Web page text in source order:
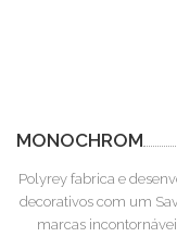
MONOCHROM
Polyrey fabrica e
decorativos com um
marcas